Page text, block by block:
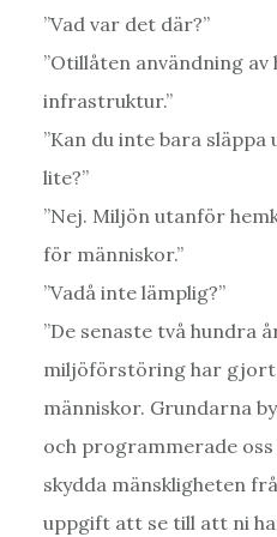
”Vad var det där?”
”Otillåten användning av
infrastruktur.”
”Kan du inte bara
lite?”
”Nej. Miljön utanför
för människor.”
”Vadå inte lämplig?”
”De senaste två hundra
miljöförstöring har gjort
människor. Grundarna
och programmerade
skydda mänskligheten
uppgift att se till att ni